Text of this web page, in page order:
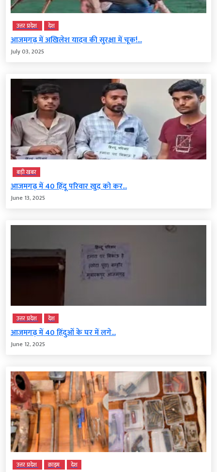
उत्तर प्रदेश देश
आजमगढ़ में अखिलेश यादव की सुरक्षा में चूक!...
July 03, 2025
बड़ी खबर
आजमगढ़ में 40 हिंदू परिवार खुद को कर...
June 13, 2025
उत्तर प्रदेश देश
आजमगढ़ में 40 हिंदुओं के घर में लगे...
June 12, 2025
उत्तर प्रदेश क्राइम देश